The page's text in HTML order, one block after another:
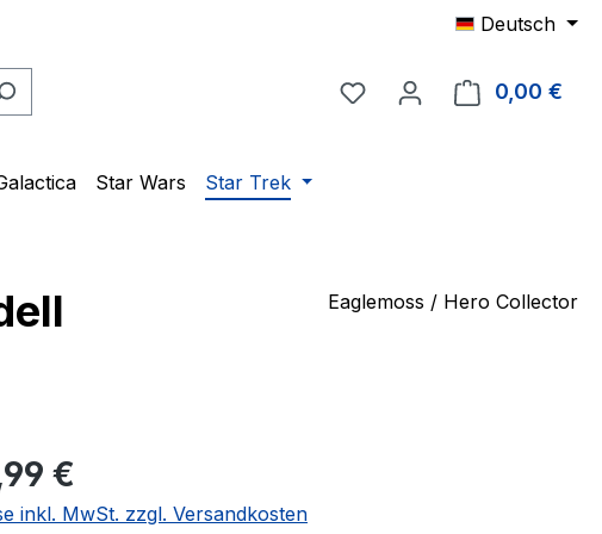
Deutsch
Du hast 0 Produkte auf
0,00 €
Star Wars Star Trek
Eaglemoss / Hero Collector
Preis:
€
inkl. MwSt. zzgl. Versandkosten